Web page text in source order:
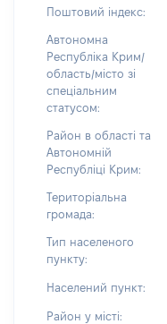
Поштовий індекс:
Автономна
Республіка Крим/
область/місто зі
спеціальним
статусом:
Район в області та
Автономній
Республіці Крим:
Територіальна
громада:
Тип населеного
пункту:
Населений пункт:
Район у місті: